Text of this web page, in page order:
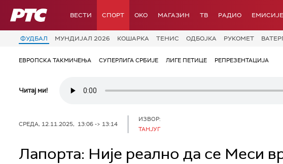
РТС ВЕСТИ СПОРТ OKO МАГАЗИН ТВ РАДИО ЕМИСИЈЕ
ФУДБАЛ МУНДИЈАЛ 2026 КОШАРКА ТЕНИС ОДБОЈКА РУКОМЕТ
ЕВРОПСКА ТАКМИЧЕЊА СУПЕРЛИГА СРБИЈЕ ЛИГЕ ПЕТИЦЕ РЕПРЕЗЕНТАЦИЈА
Читај ми!
СРЕДА, 12.11.2025, 13:06 -> 13:14
ИЗВОР:
ТАНЈУГ
Лапорта: Није реално да се Меси